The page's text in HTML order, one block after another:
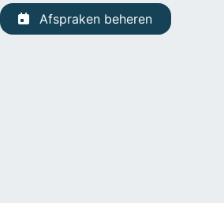
Afspraken beheren